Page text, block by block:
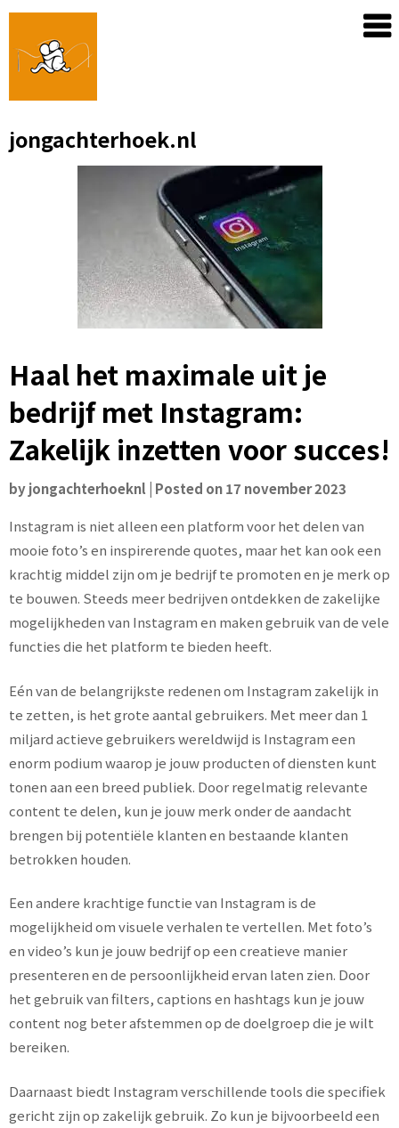
Skip
content
jongachterhoek.nl
Haal het maximale uit je
bedrijf met Instagram:
Zakelijk inzetten voor succes!
byjongachterhoeknl Posted on17 november 2023
Instagram is niet alleen een platform voor het delen van
mooie foto’s en inspirerende quotes, maar het kan ook een
krachtig middel zijn om je bedrijf te promoten en je merk op
te bouwen. Steeds meer bedrijven ontdekken de zakelijke
mogelijkheden van Instagram en maken gebruik van de vele
functies die het platform te bieden heeft.
Eén van de belangrijkste redenen om Instagram zakelijk in
te zetten, is het grote aantal gebruikers. Met meer dan 1
miljard actieve gebruikers wereldwijd is Instagram een
enorm podium waarop je jouw producten of diensten kunt
tonen aan een breed publiek. Door regelmatig relevante
content te delen, kun je jouw merk onder de aandacht
brengen bij potentiële klanten en bestaande klanten
betrokken houden.
Een andere krachtige functie van Instagram is de
mogelijkheid om visuele verhalen te vertellen. Met foto’s
en video’s kun je jouw bedrijf op een creatieve manier
presenteren en de persoonlijkheid ervan laten zien. Door
het gebruik van filters, captions en hashtags kun je jouw
content nog beter afstemmen op de doelgroep die je wilt
bereiken.
Daarnaast biedt Instagram verschillende tools die specifiek
gericht zijn op zakelijk gebruik. Zo kun je bijvoorbeeld een